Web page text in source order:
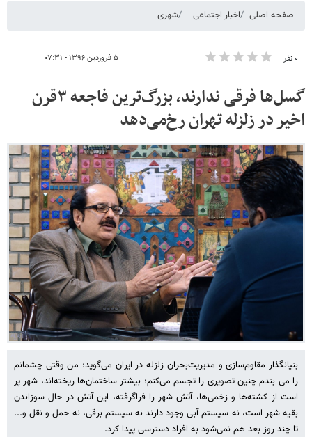
صفحه اصلی اخبار اجتماعی شهری
۰ نفر ۵ فروردین ۱۳۹۶ - ۰۷:۳۱
گسل‌ها فرقی‌ ندارند، بزرگ‌ترین‌ فاجعه ۳قرن‌
اخیر در زلزله‌ تهران رخ‌می‌دهد
بنیانگذار مقاوم‌سازی و مدیریت‌بحران زلزله در ایران می‌گوید: من وقتی چشمانم
را می بندم چنین تصویری را تجسم می‌کنم؛ بیشتر ساختمان‌ها ریخته‌اند، شهر پر
است از کشته‌ها و زخمی‌ها، آتش شهر را فراگرفته، این آتش در حال سوزاندن
بقیه شهر است، نه سیستم آبی وجود دارند نه سیستم برقی، نه حمل و نقل و...
تا چند روز بعد هم نمی‌شود به افراد دسترسی پیدا کرد.